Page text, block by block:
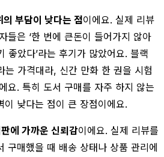
의 부담이 낮다는 점이에요. 실제 리뷰
들은 ‘한 번에 큰돈이 들어가지 않아
좋았다’라는 후기가 많았어요. 블랙
가격대라, 신간 만화 한 권을 시험
요. 특히 도서 구매를 자주 하지 않는
이 낮다는 점이 큰 장점이에요.
에 가까운 신뢰감이에요. 실제 리뷰를
구매했을 때 배송 상태나 상품 관리에